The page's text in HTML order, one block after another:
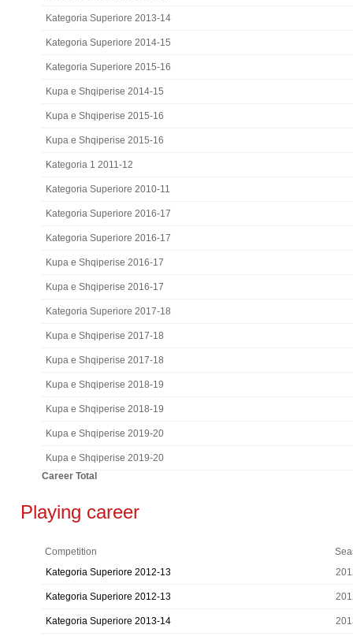
Kategoria Superiore 2013-14
Kategoria Superiore 2014-15
Kategoria Superiore 2015-16
Kupa e Shqiperise 2014-15
Kupa e Shqiperise 2015-16
Kupa e Shqiperise 2015-16
Kategoria 1 2011-12
Kategoria Superiore 2010-11
Kategoria Superiore 2016-17
Kategoria Superiore 2016-17
Kupa e Shqiperise 2016-17
Kupa e Shqiperise 2016-17
Kategoria Superiore 2017-18
Kupa e Shqiperise 2017-18
Kupa e Shqiperise 2017-18
Kupa e Shqiperise 2018-19
Kupa e Shqiperise 2018-19
Kupa e Shqiperise 2019-20
Kupa e Shqiperise 2019-20
Career Total
Playing career
Competition
Kategoria Superiore 2012-13
Kategoria Superiore 2012-13
Kategoria Superiore 2013-14